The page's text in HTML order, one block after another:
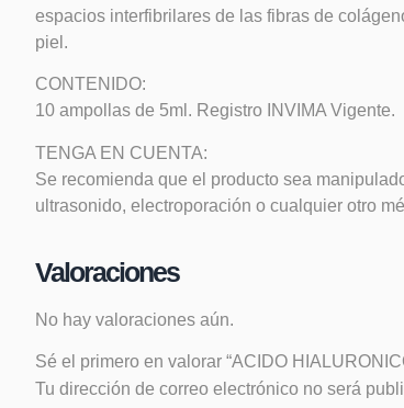
espacios interfibrilares de las fibras de
piel.
CONTENIDO:
10 ampollas de 5ml. Registro INVIMA Vigente.
TENGA EN CUENTA:
Se recomienda que el producto sea
ultrasonido, electroporación o cualquier otro
Valoraciones
No hay valoraciones aún.
Sé el primero en valorar “ACIDO
Tu dirección de correo electrónico no será